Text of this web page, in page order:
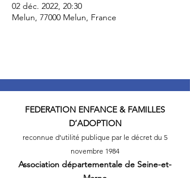
02 déc. 2022, 20:30
Melun, 77000 Melun, France
FEDERATION ENFANCE & FAMILLES
D’ADOPTION
reconnue d’utilité publique par le décret du 5
novembre 1984
Association départementale de Seine-et-